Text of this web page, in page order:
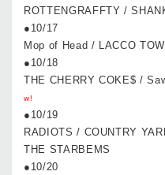
ROTTENGRAFFTY /
●10/17
Mop of Head / LACCO
●10/18
THE CHERRY COKE$ /
w!
●10/19
RADIOTS / COUNTRY
THE STARBEMS
●10/20